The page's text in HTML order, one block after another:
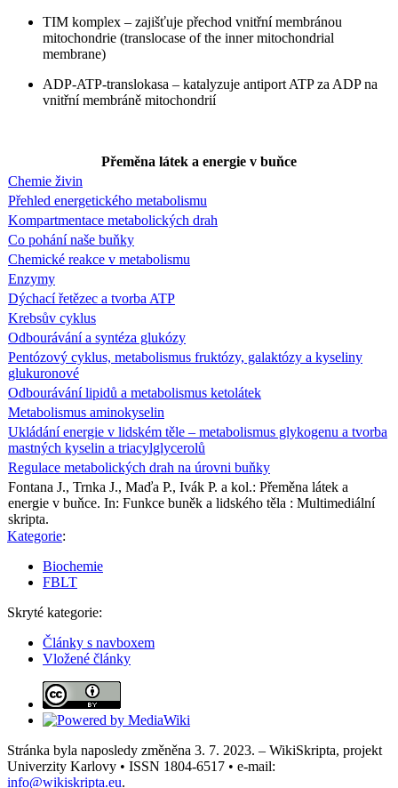
TIM komplex – zajišťuje přechod vnitřní membránou
mitochondrie (translocase of the inner mitochondrial
membrane)
ADP-ATP-translokasa – katalyzuje antiport ATP za ADP na
vnitřní membráně mitochondrií
Přeměna látek a energie v buňce
Chemie živin
Přehled energetického metabolismu
Kompartmentace metabolických drah
Co pohání naše buňky
Chemické reakce v metabolismu
Enzymy
Dýchací řetězec a tvorba ATP
Krebsův cyklus
Odbourávání a syntéza glukózy
Pentózový cyklus, metabolismus fruktózy, galaktózy a kyseliny
glukuronové
Odbourávání lipidů a metabolismus ketolátek
Metabolismus aminokyselin
Ukládání energie v lidském těle – metabolismus glykogenu a tvorba
mastných kyselin a triacylglycerolů
Regulace metabolických drah na úrovni buňky
Fontana J., Trnka J., Maďa P., Ivák P. a kol.: Přeměna látek a
energie v buňce. In: Funkce buněk a lidského těla : Multimediální
skripta.
Kategorie:
Biochemie
FBLT
Skryté kategorie:
Články s navboxem
Vložené články
Stránka byla naposledy změněna 3. 7. 2023. – WikiSkripta, projekt
Univerzity Karlovy • ISSN 1804-6517 • e-mail:
info@wikiskripta.eu.